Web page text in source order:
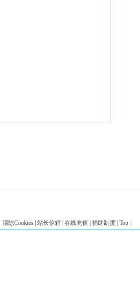
清除Cookies| 站长信箱 | 在线充值 | 捐助制度| Top|